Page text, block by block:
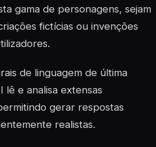
gama de personagens, sejam
fictícias ou invenções
de linguagem de última
lê e analisa extensas
gerar respostas
realistas.